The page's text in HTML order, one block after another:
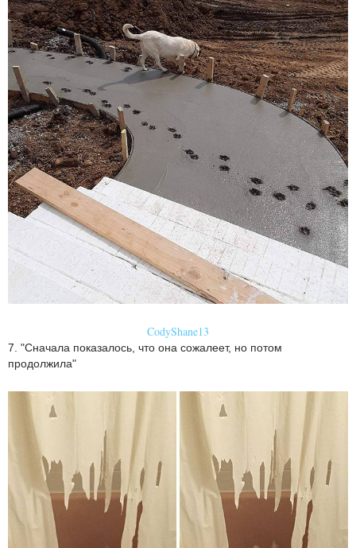
CodyShane13
7. "Сначала показалось, что она сожалеет, но потом
продолжила"